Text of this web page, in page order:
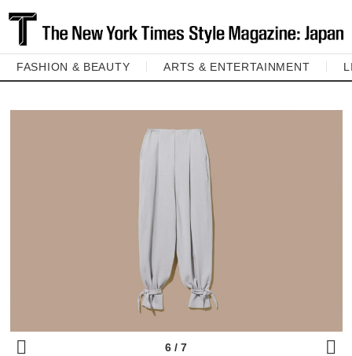
FASHION & BEAUTY ARTS & ENTERTAINMENT